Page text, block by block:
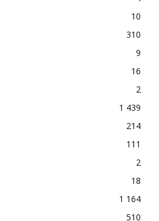
10
310
9
16
2
1 439
214
111
2
18
1 164
510